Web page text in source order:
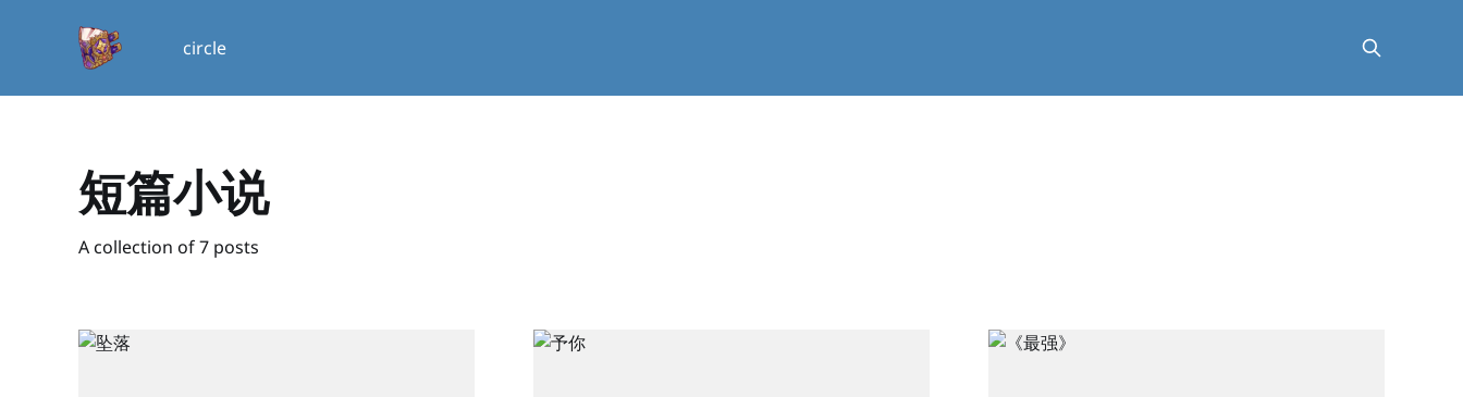
circle
短篇小说
A collection of 7 posts